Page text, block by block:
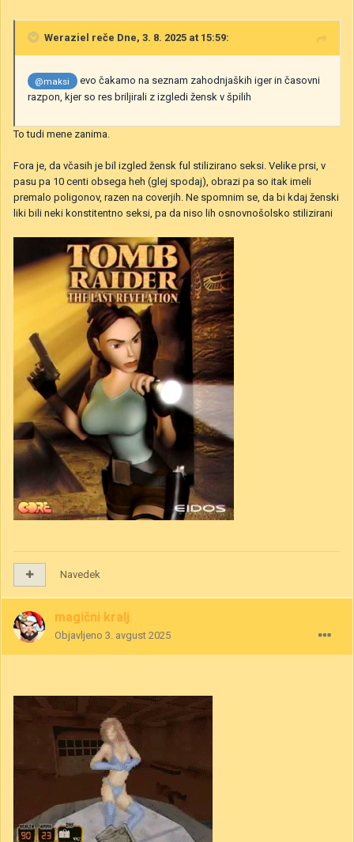
Weraziel reče Dne, 3. 8. 2025 at 15:59:
@maksi
evo čakamo na seznam zahodnjaških iger in časovni
razpon, kjer so res briljirali z izgledi žensk v špilih
To tudi mene zanima.
Fora je, da včasih je bil izgled žensk ful stilizirano seksi. Velike prsi, v
pasu pa 10 centi obsega heh (glej spodaj), obrazi pa so itak imeli
premalo poligonov, razen na coverjih. Ne spomnim se, da bi kdaj ženski
liki bili neki konstitentno seksi, pa da niso lih osnovnošolsko stilizirani
Navedek
magični kralj
Objavljeno 3. avgust 2025